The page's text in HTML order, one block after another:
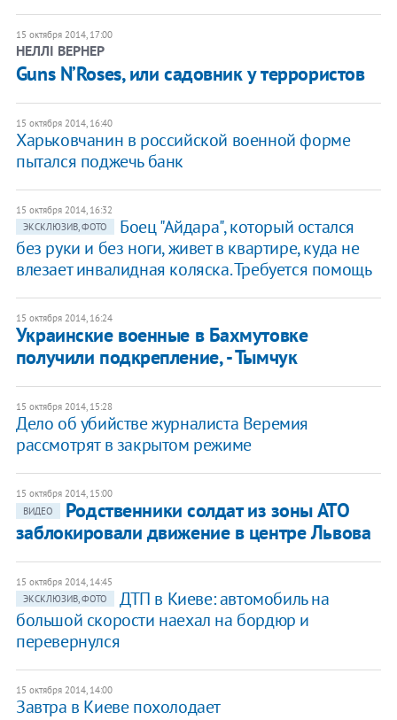
15 октября 2014, 17:00
НЕЛЛІ ВЕРНЕР
Guns N’Roses, или садовник у террористов
15 октября 2014, 16:40
Харьковчанин в российской военной форме
пытался поджечь банк
15 октября 2014, 16:32
ЭКСКЛЮЗИВ, ФОТО
Боец "Айдара", который остался
без руки и без ноги, живет в квартире, куда не
влезает инвалидная коляска. Требуется помощь
15 октября 2014, 16:24
Украинские военные в Бахмутовке
получили подкрепление, - Тымчук
15 октября 2014, 15:28
Дело об убийстве журналиста Веремия
рассмотрят в закрытом режиме
15 октября 2014, 15:00
ВИДЕО
Родственники солдат из зоны АТО
заблокировали движение в центре Львова
15 октября 2014, 14:45
ЭКСКЛЮЗИВ, ФОТО
ДТП в Киеве: автомобиль на
большой скорости наехал на бордюр и
перевернулся
15 октября 2014, 14:00
Завтра в Киеве похолодает